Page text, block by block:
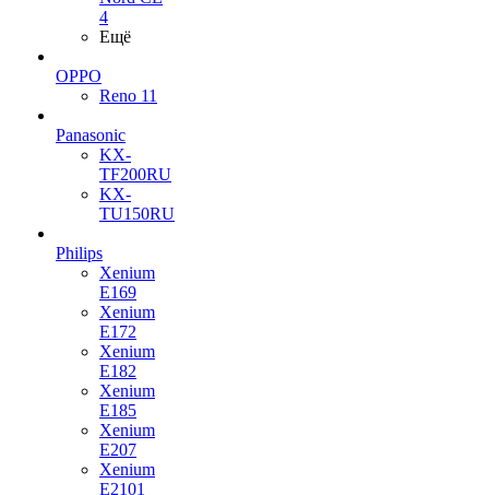
4
Ещё
OPPO
Reno 11
Panasonic
KX-
TF200RU
KX-
TU150RU
Philips
Xenium
E169
Xenium
E172
Xenium
E182
Xenium
E185
Xenium
E207
Xenium
E2101